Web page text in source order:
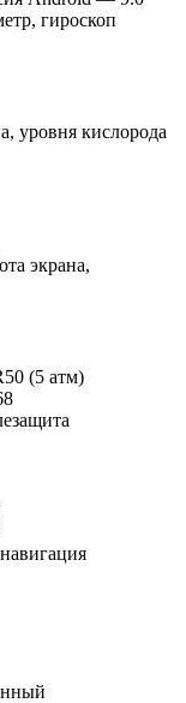
гироскоп
уровня кислорода
экрана,
(5 атм)